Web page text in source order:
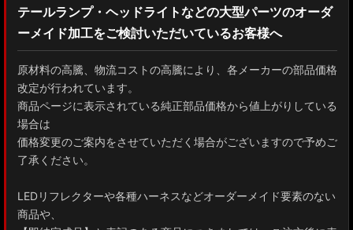
テールランプ・ヘッドライトなどの大型パーツのオーダ
ーメイド加工をご検討いただいているお客様へ
原材料の高騰、物流コストの高騰により、各メーカーの部品価格
改定が行われています。
商品ページに表示されている純正部品価格から値上がりしている
場合は
価格変更のご案内をさせていただく場合がございますので予めご
了承ください。
LEDリフレクターや各種ハーネスなどオーダーメイド要素のない
商品や、